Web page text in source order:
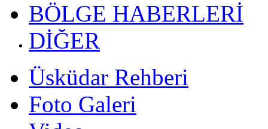
BÖLGE HABERLERİ
DİĞER
Üsküdar Rehberi
Foto Galeri